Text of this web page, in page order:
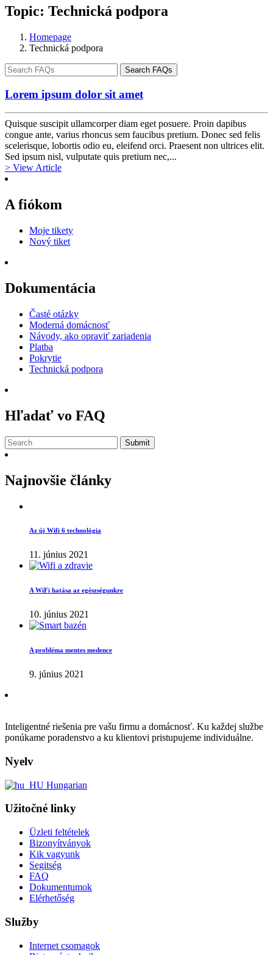
Topic: Technická podpora
Homepage
Technická podpora
Search FAQs
Lorem ipsum dolor sit amet
Quisque suscipit ullamcorper diam eget posuere. Proin dapibus
congue ante, varius rhoncus sem faucibus pretium. Donec sed felis
scelerisque, lobortis odio eu, eleifend orci. Praesent non ultrices elit.
Sed ipsum nisl, vulputate quis pretium nec,...
> View Article
A fiókom
Moje tikety
Nový tiket
Dokumentácia
Časté otázky
Moderná domácnosť
Návody, ako opraviť zariadenia
Platba
Pokrytie
Technická podpora
Hľadať vo FAQ
Submit
Najnovšie články
Az új Wifi 6 technológia
11. június 2021
A WiFi hatása az egészségunkre
10. június 2021
A probléma mentes medence
9. június 2021
Inteligentné riešenia pre vašu firmu a domácnosť. Ku každej službe
ponúkame poradenstvo a ku klientovi pristupujeme individuálne.
Nyelv
Hungarian
Užitočné linky
Üzleti feltételek
Bizonyítványok
Kik vagyunk
Segitség
FAQ
Dokumentumok
Elérhetőség
Služby
Internet csomagok